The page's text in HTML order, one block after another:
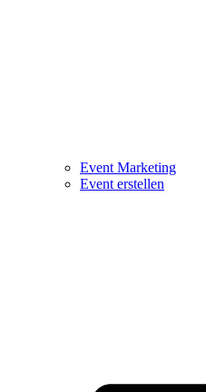
Event Marketing
Event erstellen